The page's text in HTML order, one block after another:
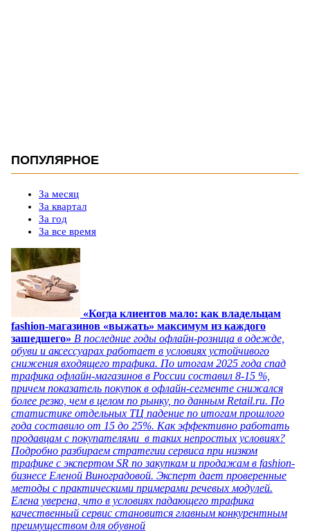
ПОПУЛЯРНОЕ
За месяц
За квартал
За год
За все время
«Когда клиентов мало: как владельцам
fashion-магазинов «выжать» максимум из каждого
зашедшего» В последние годы офлайн-розница в одежде,
обуви и аксессуарах работает в условиях устойчивого
снижения входящего трафика. По итогам 2025 года спад
трафика офлайн-магазинов в России составил 8-15 %,
причем показатель покупок в офлайн-сегменте снижался
более резко, чем в целом по рынку, по данным Retail.ru. По
статистике отдельных ТЦ падение по итогам прошлого
года составило от 15 до 25%. Как эффективно работать
продавцам с покупателями в таких непростых условиях?
Подробно разбираем стратегии сервиса при низком
трафике с экспертом SR по закупкам и продажам в fashion-
бизнесе Еленой Виноградовой. Эксперт дает проверенные
методы с практическими примерами речевых модулей.
Елена уверена, что в условиях падающего трафика
качественный сервис становится главным конкурентным
преимуществом для обувной